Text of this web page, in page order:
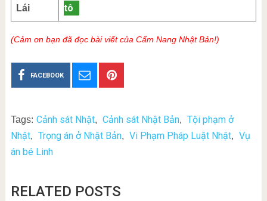
Lái
tô
(Cảm ơn bạn đã đọc bài viết của Cẩm Nang Nhật Bản!)
FACEBOOK
Tags: Cảnh sát Nhật, Cảnh sát Nhật Bản, Tội phạm ở
Nhật, Trọng án ở Nhật Bản, Vi Phạm Pháp Luật Nhật, Vụ
án bé Linh
RELATED POSTS